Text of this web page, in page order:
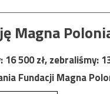
Magna
16 500zł, zebraliśmy:
Fundacji Magna